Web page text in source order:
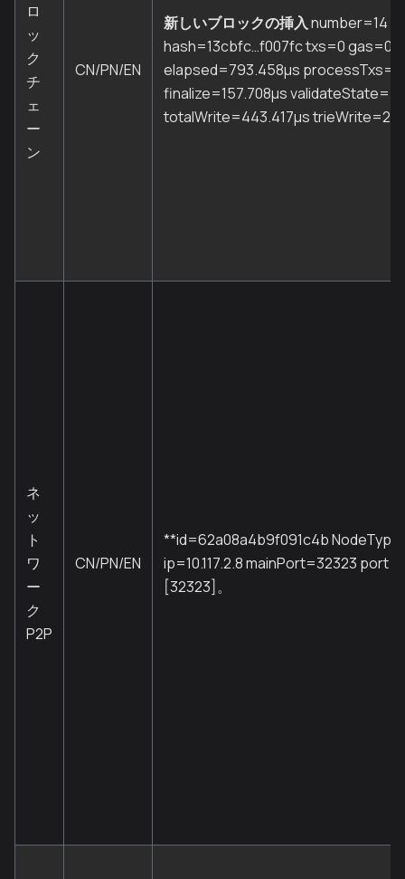
ロ
ッ
ク
チ
ェ
ー
ン
CN/PN/EN
新しいブロックの挿入number=14
hash=13cbfc…f007fc txs=0 gas=0
elapsed=793.458µs
finalize=157.708µs
totalWrite=443.417µs
ネ
ッ
ト
ワ
ー
ク
P2P
CN/PN/EN
**id=62a08a4b9f091c4b
ip=10.117.2.8 mainPort=32323 port=
[32323]。